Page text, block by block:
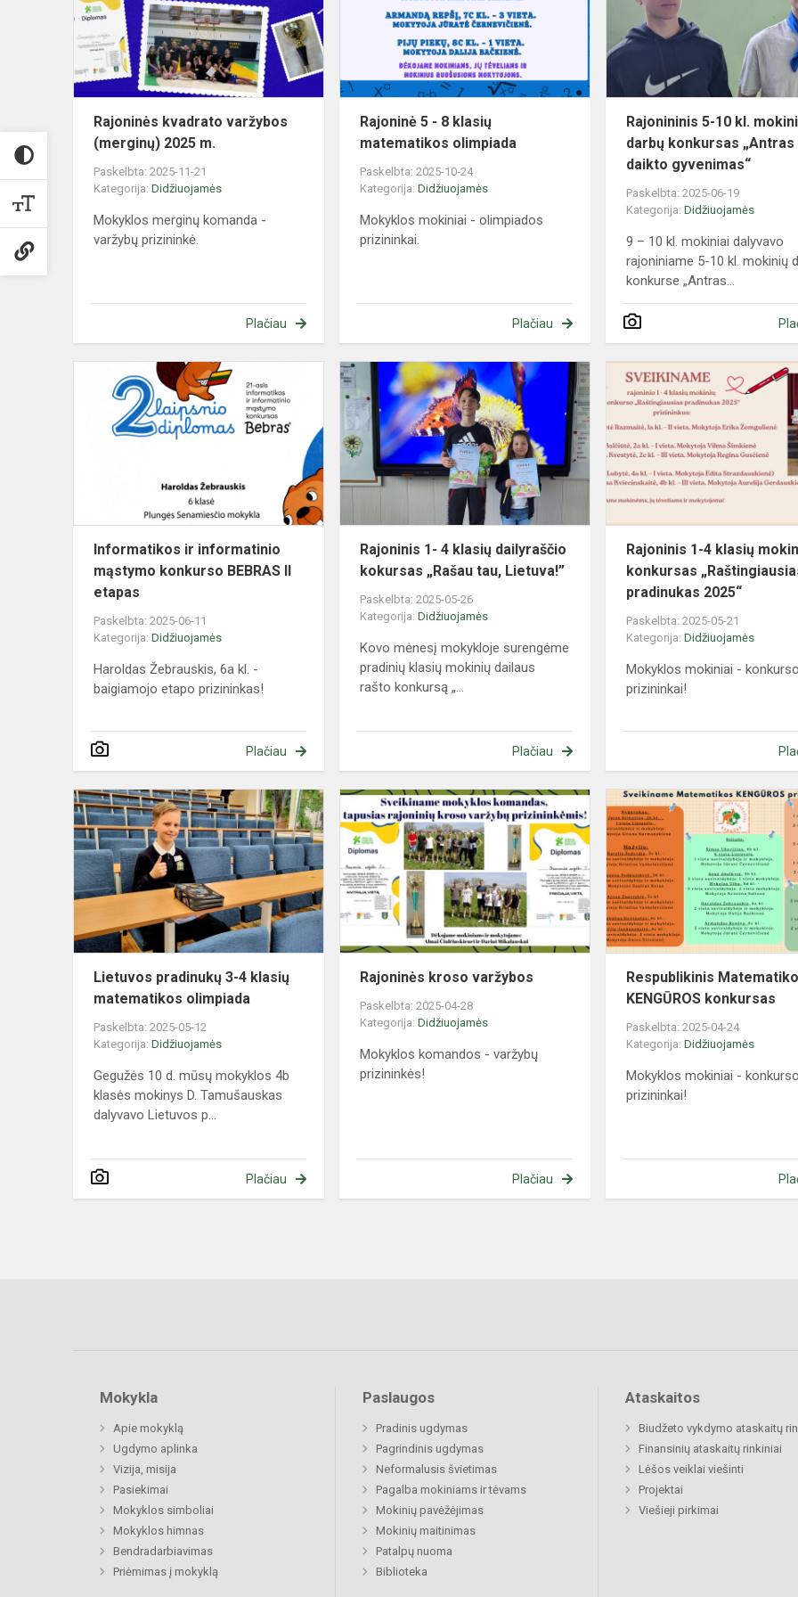
(merginų)
m.
Rajoninės kvadrato varžybos
(merginų) 2025 m.
Paskelbta: 2025-11-21
Kategorija: Didžiuojamės
Mokyklos merginų komanda -
varžybų prizininkė.
Plačiau
8
klasių
matematikos
olimpiada
Rajoninė 5 - 8 klasių
matematikos olimpiada
Paskelbta: 2025-10-24
Kategorija:Didžiuojamės
Mokyklos mokiniai - olimpiados
prizininkai.
Plačiau
Rajonininis 5-10 kl.
darbų konkursas „Antras
daikto gyvenimas“
Paskelbta: 2025-06-19
Kategorija:Didžiuojamės
9 – 10 kl. mokiniai dalyvavo
rajoniniame 5-10 kl. mokinių
konkurse „Antras...
Informatikos
informatinio
mąstymo
konkurso
BEBRAS
eta...
Informatikos ir informatinio
mąstymo konkurso BEBRAS II
etapas
Paskelbta: 2025-06-11
Kategorija: Didžiuojamės
Haroldas Žebrauskis, 6a kl. -
baigiamojo etapo prizininkas!
Plačiau
Rajoninis
1-
4
klasių
dailyraščio
kokursas
„Rašau
tau,
Rajoninis 1- 4 klasių dailyraščio
kokursas „Rašau tau, Lietuva!”
Paskelbta: 2025-05-26
Kategorija:Didžiuojamės
Kovo mėnesį mokykloje surengėme
pradinių klasių mokinių dailaus
rašto konkursą „...
Plačiau
Rajoninis 1-4 klasių
konkursas
pradinukas 2025“
Paskelbta: 2025-05-21
Kategorija:Didžiuojamės
Mokyklos mokiniai - konkurso
prizininkai!
Lietuvos
pradinukų
3-
4
klasių
matematikos
Lietuvos pradinukų 3-4 klasių
matematikos olimpiada
Paskelbta: 2025-05-12
Kategorija: Didžiuojamės
Gegužės 10 d. mūsų mokyklos 4b
klasės mokinys D. Tamušauskas
dalyvavo Lietuvos p...
Plačiau
Rajoninės
kroso
varžybos
Rajoninės kroso varžybos
Paskelbta: 2025-04-28
Kategorija:Didžiuojamės
Mokyklos komandos - varžybų
prizininkės!
Plačiau
Respublikinis
KENGŪROS konkursas
Paskelbta: 2025-04-24
Kategorija:Didžiuojamės
Mokyklos mokiniai - konkurso
prizininkai!
Mokykla
Apie mokyklą
Ugdymo aplinka
Vizija, misija
Pasiekimai
Mokyklos simboliai
Mokyklos himnas
Bendradarbiavimas
Priėmimas į mokyklą
Paslaugos
Pradinis ugdymas
Pagrindinis ugdymas
Neformalusis švietimas
Pagalba mokiniams ir tėvams
Mokinių pavėžėjimas
Mokinių maitinimas
Patalpų nuoma
Biblioteka
Ataskaitos
Biudžeto vykdymo ataskaitų
Finansinių ataskaitų rinkiniai
Lėšos veiklai viešinti
Projektai
Viešieji pirkimai